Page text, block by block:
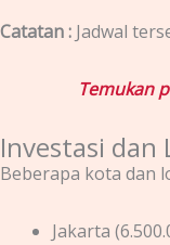
Catatan : Jadwal
Temukan
Investasi dan
Beberapa kota dan
Jakarta